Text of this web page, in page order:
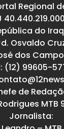
Regional
do
Osvaldo
dos
(12) 99605-
de
MTB
Jornalista: